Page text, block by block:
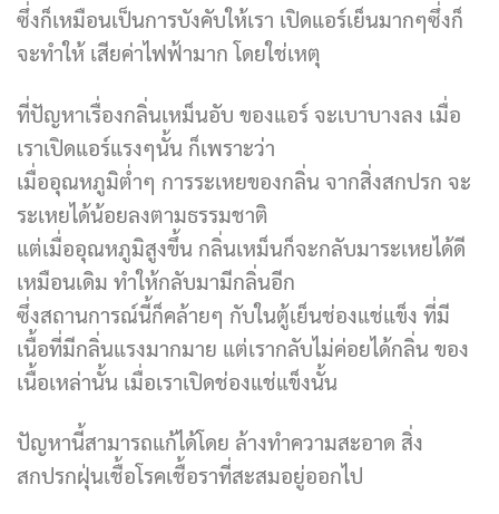
ซึ่งก็เหมือนเป็นการบังคับให้เรา เปิดแอร์เย็นมากๆซึ่งก็
จะทำให้ เสียค่าไฟฟ้ามาก โดยใช่เหตุ
ที่ปัญหาเรื่องกลิ่นเหม็นอับ ของแอร์ จะเบาบางลง เมื่อ
เราเปิดแอร์แรงๆนั้น ก็เพราะว่า
เมื่ออุณหภูมิต่ำๆ การระเหยของกลิ่น จากสิ่งสกปรก จะ
ระเหยได้น้อยลงตามธรรมชาติ
แต่เมื่ออุณหภูมิสูงขึ้น กลิ่นเหม็นก็จะกลับมาระเหยได้ดี
เหมือนเดิม ทำให้กลับมามีกลิ่นอีก
ซึ่งสถานการณ์นี้ก็คล้ายๆ กับในตู้เย็นช่องแช่แข็ง ที่มี
เนื้อที่มีกลิ่นแรงมากมาย แต่เรากลับไม่ค่อยได้กลิ่น ของ
เนื้อเหล่านั้น เมื่อเราเปิดช่องแช่แข็งนั้น
ปัญหานี้สามารถแก้ได้โดย ล้างทำความสะอาด สิ่ง
สกปรกฝุ่นเชื้อโรคเชื้อราที่สะสมอยู่ออกไป